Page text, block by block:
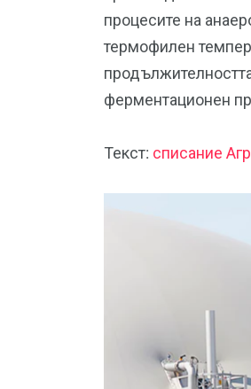
процесите на
термофилен
ферментационен
Текст: списание